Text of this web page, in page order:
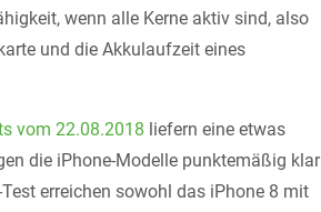
wenn alle Kerne aktiv sind, also
und die Akkulaufzeit eines
vom 22.08.2018 liefern eine etwas
die iPhone-Modelle punktemäßig klar
erreichen sowohl das iPhone 8 mit